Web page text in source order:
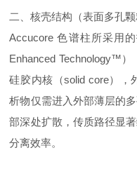
二、核壳结构（表面多孔
Accucore 色谱柱所采用
Enhanced Technology™
硅胶内核（solid core），
析物仅需进入外部薄层的
部深处扩散，传质路径显
分离效率。